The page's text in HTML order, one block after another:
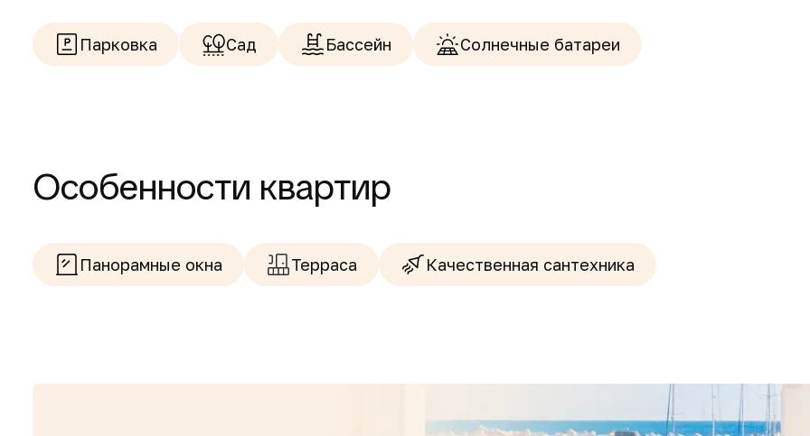
Парковка Сад Бассейн Солнечные батареи
Особенности квартир
Панорамные окна Терраса Качественная сантехника